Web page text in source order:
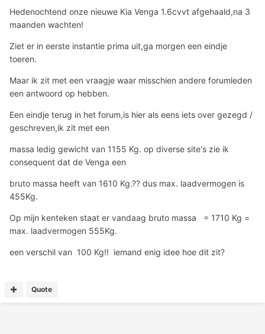
Hedenochtend onze nieuwe Kia Venga 1.6cvvt afgehaald,na 3
maanden wachten!
Ziet er in eerste instantie prima uit,ga morgen een eindje
toeren.
Maar ik zit met een vraagje waar misschien andere forumleden
een antwoord op hebben.
Een eindje terug in het forum,is hier als eens iets over gezegd /
geschreven,ik zit met een
massa ledig gewicht van 1155 Kg. op diverse site's zie ik
consequent dat de Venga een
bruto massa heeft van 1610 Kg.?? dus max. laadvermogen is
455Kg.
Op mijn kenteken staat er vandaag bruto massa = 1710 Kg =
max. laadvermogen 555Kg.
een verschil van 100 Kg!! iemand enig idee hoe dit zit?
Quote